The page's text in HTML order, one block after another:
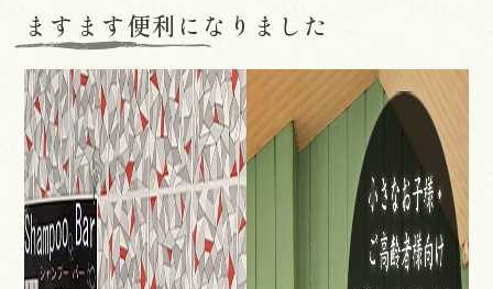
ますます便利になりました